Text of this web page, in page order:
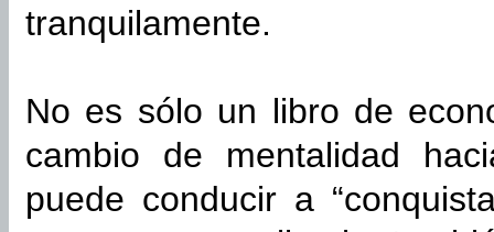
tranquilamente.
No es sólo un libro de
cambio de mentalidad
puede conducir a